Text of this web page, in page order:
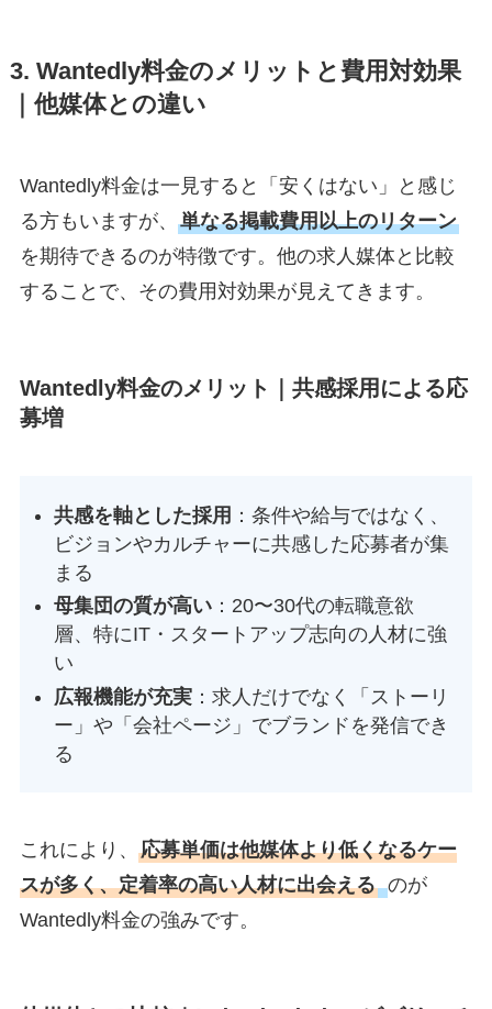
3. Wantedly料金のメリットと費用対効果
｜他媒体との違い
Wantedly料金は一見すると「安くはない」と感じ
る方もいますが、 単なる掲載費用以上のリターン
を期待できるのが特徴です。他の求人媒体と比較
することで、その費用対効果が見えてきます。
Wantedly料金のメリット｜共感採用による応
募増
共感を軸とした採用 ：条件や給与ではなく、
ビジョンやカルチャーに共感した応募者が集
まる
母集団の質が高い ：20〜30代の転職意欲
層、特にIT・スタートアップ志向の人材に強
い
広報機能が充実 ：求人だけでなく「ストーリ
ー」や「会社ページ」でブランドを発信でき
る
これにより、 応募単価は他媒体より低くなるケー
スが多く、定着率の高い人材に出会える のが
Wantedly料金の強みです。